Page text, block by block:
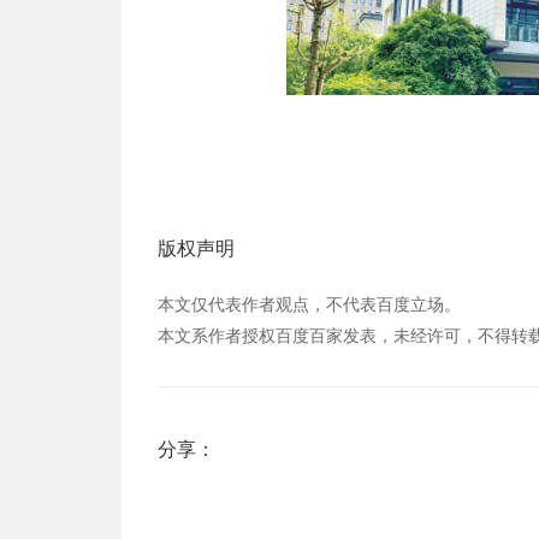
版权声明
本文仅代表作者观点，不代表百度立场。
本文系作者授权百度百家发表，未经许可，不得转
分享：